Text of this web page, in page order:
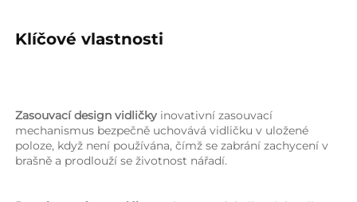
Klíčové vlastnosti
Zasouvací design vidličky inovativní zasouvací
mechanismus bezpečně uchovává vidličku v uložené
poloze, když není používána, čímž se zabrání zachycení v
brašně a prodlouží se životnost nářadí.